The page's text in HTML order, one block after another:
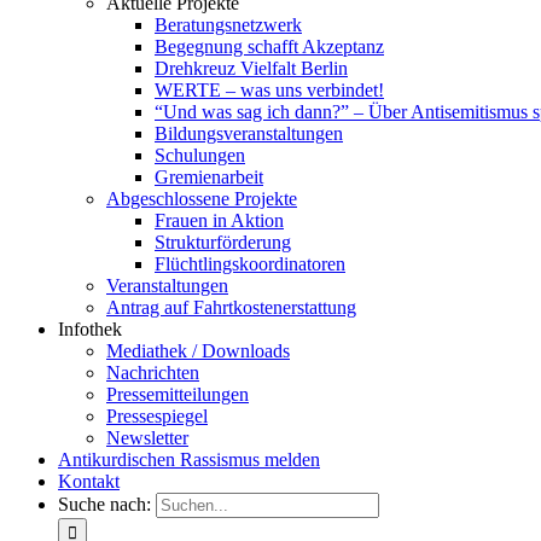
Beratungsnetzwerk
Begegnung schafft Akzeptanz
Drehkreuz Vielfalt Berlin
WERTE – was uns verbindet!
“Und was sag ich dann?” – Über Antisemitismus
Bildungsveranstaltungen
Schulungen
Gremienarbeit
Abgeschlossene Projekte
Frauen in Aktion
Strukturförderung
Flüchtlingskoordinatoren
Veranstaltungen
Antrag auf Fahrtkostenerstattung
Infothek
Mediathek / Downloads
Nachrichten
Pressemitteilungen
Pressespiegel
Newsletter
Antikurdischen Rassismus melden
Kontakt
Suche nach: